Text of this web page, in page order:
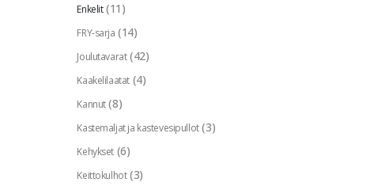
Enkelit (11)
FRY-sarja (14)
Joulutavarat (42)
Kaakelilaatat (4)
Kannut (8)
Kastemaljat ja kastevesipullot (3)
Kehykset (6)
Keittokulhot (3)